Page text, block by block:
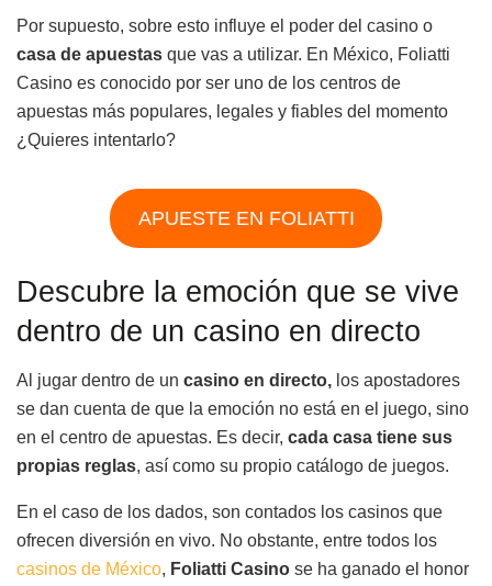
Por supuesto, sobre esto influye el poder del casino o
casa de apuestas que vas a utilizar. En México, Foliatti
Casino es conocido por ser uno de los centros de
apuestas más populares, legales y fiables del momento
¿Quieres intentarlo?
APUESTE EN FOLIATTI
Descubre la emoción que se vive
dentro de un casino en directo
Al jugar dentro de un casino en directo, los apostadores
se dan cuenta de que la emoción no está en el juego, sino
en el centro de apuestas. Es decir, cada casa tiene sus
propias reglas, así como su propio catálogo de juegos.
En el caso de los dados, son contados los casinos que
ofrecen diversión en vivo. No obstante, entre todos los
casinos de México, Foliatti Casino se ha ganado el honor